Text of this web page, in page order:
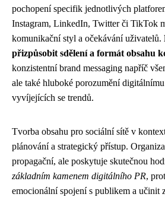
pochopení specifik jednotlivých
Instagram, LinkedIn, Twitter či TikTok
komunikační styl a očekávání uživatelů.
přizpůsobit sdělení a formát obsahu
konzistentní brand messaging napříč
ale také hluboké porozumění
vyvíjejících se trendů.
Tvorba obsahu pro sociální sítě v
plánování a strategický přístup.
propagační, ale poskytuje skutečnou
základním kamenem digitálního PR,
emocionální spojení s publikem a učinit